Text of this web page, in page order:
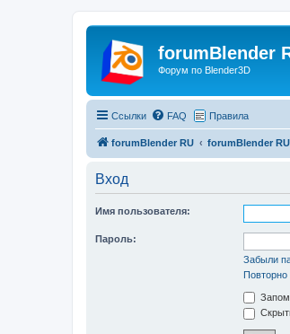
forumBlender
Форум по Blender3D
Ссылки FAQ Правила
forumBlender RU forumBlender RU
Вход
Имя пользователя:
Пароль:
Забыли
Повторно